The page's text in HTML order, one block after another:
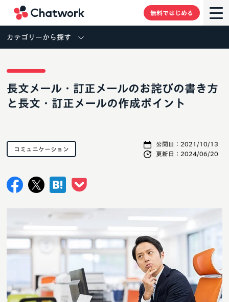
無料ではじめる
カテゴリーから探す
長文メール・訂正メールのお詫びの書き方
と長文・訂正メールの作成ポイント
公開日： 2021/10/13
更新日： 2024/06/20
コミュニケーション